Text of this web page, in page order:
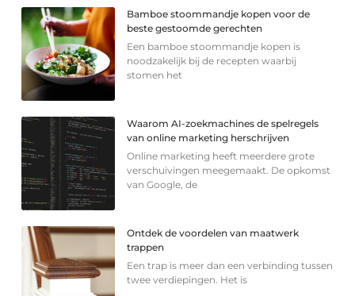
Bamboe stoommandje kopen voor de
beste gestoomde gerechten
Een bamboe stoommandje kopen is
noodzakelijk bij de recepten waarbij
stomen het
Waarom AI-zoekmachines de spelregels
van online marketing herschrijven
Online marketing heeft meerdere grote
verschuivingen meegemaakt. De opkomst
van Google, de
Ontdek de voordelen van maatwerk
trappen
Een trap is meer dan een verbinding tussen
twee verdiepingen. Het is